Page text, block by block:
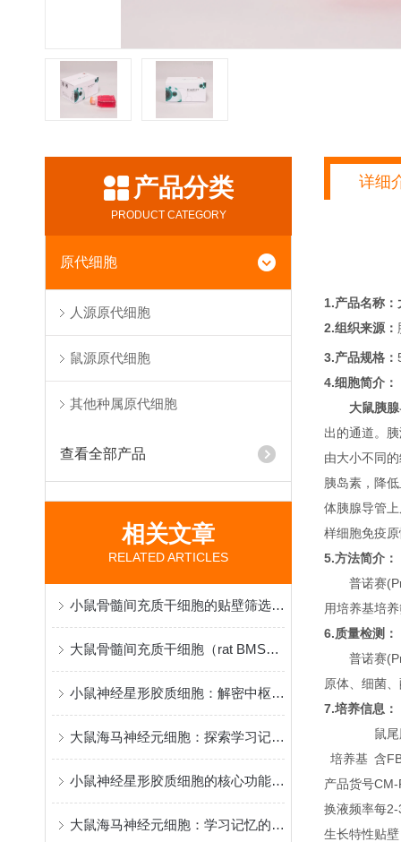
产品分类
PRODUCT CATEGORY
原代细胞
人源原代细胞
鼠源原代细胞
其他种属原代细胞
查看全部产品
相关文章
RELATED ARTICLES
小鼠骨髓间充质干细胞的贴壁筛选原理与再生医学研究应用
大鼠骨髓间充质干细胞（rat BMSCs）分离、鉴定与应用
小鼠神经星形胶质细胞：解密中枢神经系统功能与疾病机制的核心模型
大鼠海马神经元细胞：探索学习记忆机制与脑疾病病理的黄金模型
小鼠神经星形胶质细胞的核心功能和应用特点
大鼠海马神经元细胞：学习记忆的核心模型
详细
1.产品名称：
2.组织来源：
3.产品规格：
4.细胞简介：
大鼠胰
出的通道。
由大小不同
胰岛素，降
体胰腺导管
样细胞免疫
5.方法简介：
普诺赛
用培养基培
6.质量检测：
普诺赛
原体、细菌
7.培养信息：
鼠
培养基 含
产品货号CM-
换液频率每2-
生长特性贴壁